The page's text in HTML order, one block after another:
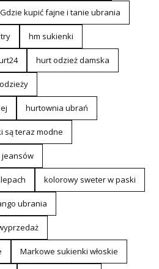
Gdzie kupić fajne i tanie ubrania
hm sukienki
hurt odzież damska
hurtownia ubrań
są teraz modne
jeansów
kolorowy sweter w paski
ubrania
Markowe sukienki włoskie